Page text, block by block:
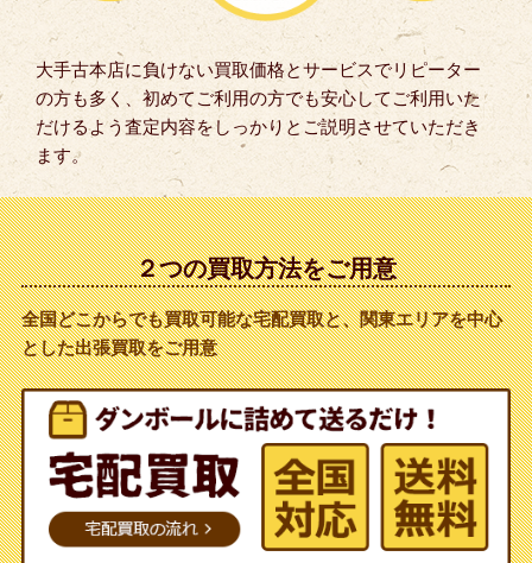
大手古本店に負けない買取価格とサービスでリピーター
の方も多く、初めてご利用の方でも安心してご利用いた
だけるよう査定内容をしっかりとご説明させていただき
ます。
２つの買取方法をご用意
全国どこからでも買取可能な宅配買取と、関東エリアを中心
とした出張買取をご用意